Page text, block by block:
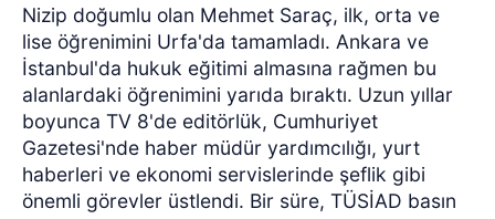
Nizip doğumlu olan Mehmet Saraç, ilk, orta ve
lise öğrenimini Urfa'da tamamladı. Ankara ve
İstanbul'da hukuk eğitimi almasına rağmen bu
alanlardaki öğrenimini yarıda bıraktı. Uzun yıllar
boyunca TV 8'de editörlük, Cumhuriyet
Gazetesi'nde haber müdür yardımcılığı, yurt
haberleri ve ekonomi servislerinde şeflik gibi
önemli görevler üstlendi. Bir süre, TÜSİAD basın